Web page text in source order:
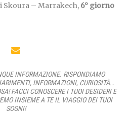
Skoura – Marrakech, 6° giorno
INFORMAZIONE. RISPONDIAMO
INFORMAZIONI, CURIOSITÀ…
FACCI CONOSCERE I TUOI DESIDERI E
INSIEME A TE IL VIAGGIO DEI TUOI
SOGNI!